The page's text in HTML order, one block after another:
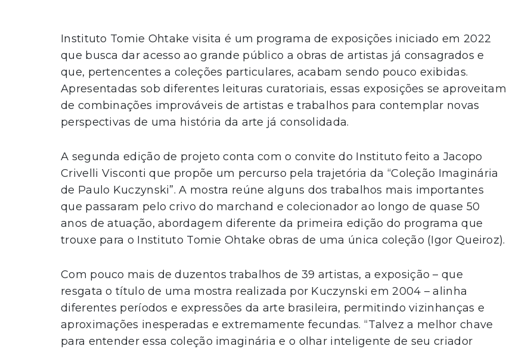
Instituto Tomie Ohtake visita é um programa de exposições iniciado em 2022
que busca dar acesso ao grande público a obras de artistas já consagrados e
que, pertencentes a coleções particulares, acabam sendo pouco exibidas.
Apresentadas sob diferentes leituras curatoriais, essas exposições se aproveitam
de combinações improváveis de artistas e trabalhos para contemplar novas
perspectivas de uma história da arte já consolidada.
A segunda edição de projeto conta com o convite do Instituto feito a Jacopo
Crivelli Visconti que propõe um percurso pela trajetória da “Coleção Imaginária
de Paulo Kuczynski”. A mostra reúne alguns dos trabalhos mais importantes
que passaram pelo crivo do marchand e colecionador ao longo de quase 50
anos de atuação, abordagem diferente da primeira edição do programa que
trouxe para o Instituto Tomie Ohtake obras de uma única coleção (Igor Queiroz).
Com pouco mais de duzentos trabalhos de 39 artistas, a exposição – que
resgata o título de uma mostra realizada por Kuczynski em 2004 – alinha
diferentes períodos e expressões da arte brasileira, permitindo vizinhanças e
aproximações inesperadas e extremamente fecundas. “Talvez a melhor chave
para entender essa coleção imaginária e o olhar inteligente de seu criador